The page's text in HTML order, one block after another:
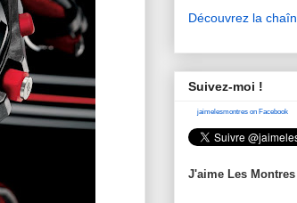
Découvrez la
Suivez-moi !
jaimelesmontres on Facebook
J'aime Les Montres